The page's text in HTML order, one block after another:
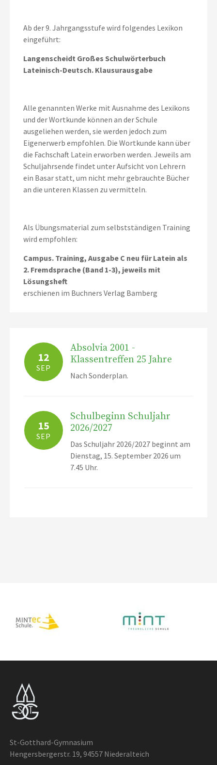
Ab der 9. Jahrgangsstufe wird folgendes Lexikon
eingeführt:
Langenscheidt Großes Schulwörterbuch
Lateinisch-Deutsch. Klausurausgabe
Alle genannten Werke mit Ausnahme des Lexikons
und der Wortkunde können an der Schule
ausgeliehen werden, sie werden jedoch zum
Eigenerwerb empfohlen. Die Wortkunde kann über
die Fachschaft Latein erworben werden. Jeweils am
Schuljahrsende findet unter Aufsicht von Lehrern
ein Basar statt, um nicht mehr gebrauchte Bücher
an die unteren Klassen zu vermitteln.
Als Übungsmaterial zum selbstständigen Training
wird empfohlen:
Campus. Training, Ausgabe C neu für Latein als
2. Fremdsprache (Band 1-3), jeweils mit
Lösungsheft
erschienen im Buchners Verlag Bamberg
12
SEP
Absolvia 2001 -
Klassentreffen 25 Jahre
Nach Sonderplan.
15
SEP
Schulbeginn Schuljahr
2026/2027
Das Schuljahr 2026/2027 beginnt am
Dienstag, 15. September 2026 um
7.45 Uhr.
St-Gotthard-Gymnasium
Hengersbergerstr. 19, 94557 Niederalteich